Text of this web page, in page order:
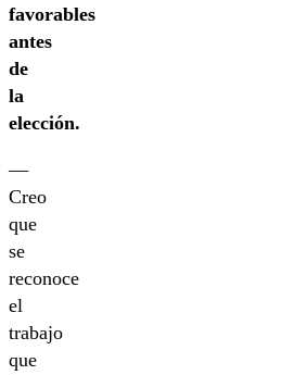
favorables
antes
de
la
elección.
—
Creo
que
se
reconoce
el
trabajo
que